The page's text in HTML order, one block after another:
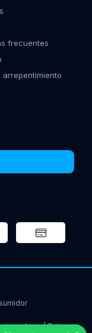
frecuentes
arrepentimiento
Aires | Tel: